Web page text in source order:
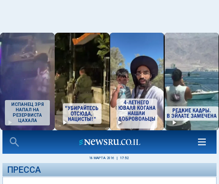
ИСПАНЕЦ ЗРЯ
НАПАЛ НА
РЕЗЕРВИСТА
ЦАХАЛА
18 МАРТА 2016 17:52
ПРЕССА